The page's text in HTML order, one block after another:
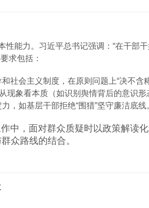
性能力。习近平总书记强调：“在干部
求包括：
社会主义制度，在原则问题上“决不含糊
从现象看本质（如识别舆情背后的意识形
，如基层干部拒绝“围猎”坚守廉洁底线
中，面对群众质疑时以政策解读
众路线的结合。